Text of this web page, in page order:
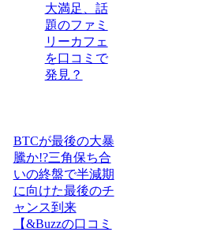
大満足、話
題のファミ
リーカフェ
を口コミで
発見？
BTCが最後の大暴
騰か!?三角保ち合
いの終盤で半減期
に向けた最後のチ
ャンス到来
【&Buzzの口コミ